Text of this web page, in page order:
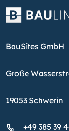
BauSites GmbH
Große
19053 Schwerin
+49 385 39